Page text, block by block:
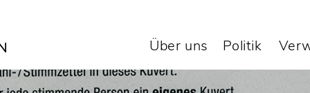
Über uns Politik